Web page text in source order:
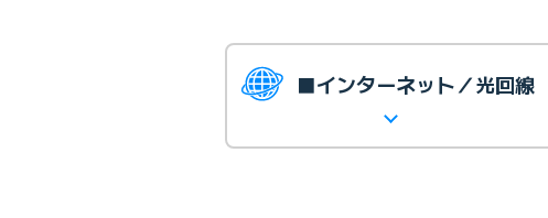
■インターネット／光回線